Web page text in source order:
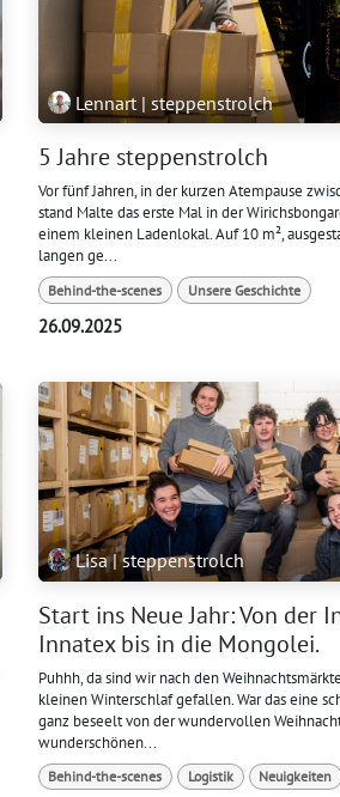
Lennart | steppenstrolch
5 Jahre steppenstrolch
Vor fünf Jahren, in der kurzen Atempause
stand Malte das erste Mal in der
einem kleinen Ladenlokal. Auf 10 m²,
langen ge...
Behind-the-scenes Unsere Geschichte
26.09.2025
Lisa | steppenstrolch
Start ins Neue Jahr: Von der
Innatex bis in die Mongolei.
Puhhh, da sind wir nach den
kleinen Winterschlaf gefallen. War das eine
ganz beseelt von der wundervollen
wunderschönen...
Behind-the-scenes Logistik Neuigkeiten